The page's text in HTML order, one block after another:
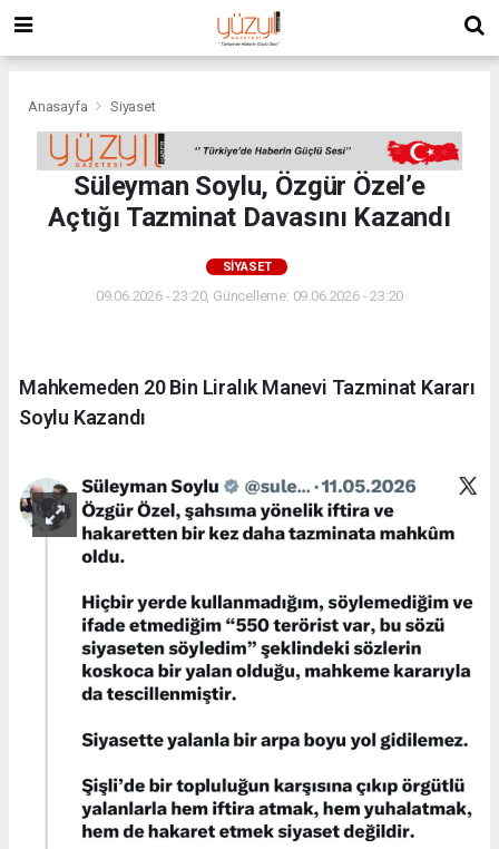
Anasayfa Siyaset
Süleyman Soylu, Özgür Özel’e
Açtığı Tazminat Davasını Kazandı
SIYASET
09.06.2026 - 23:20, Güncelleme: 09.06.2026 - 23:20
Mahkemeden 20 Bin Liralık Manevi Tazminat Kararı
Soylu Kazandı